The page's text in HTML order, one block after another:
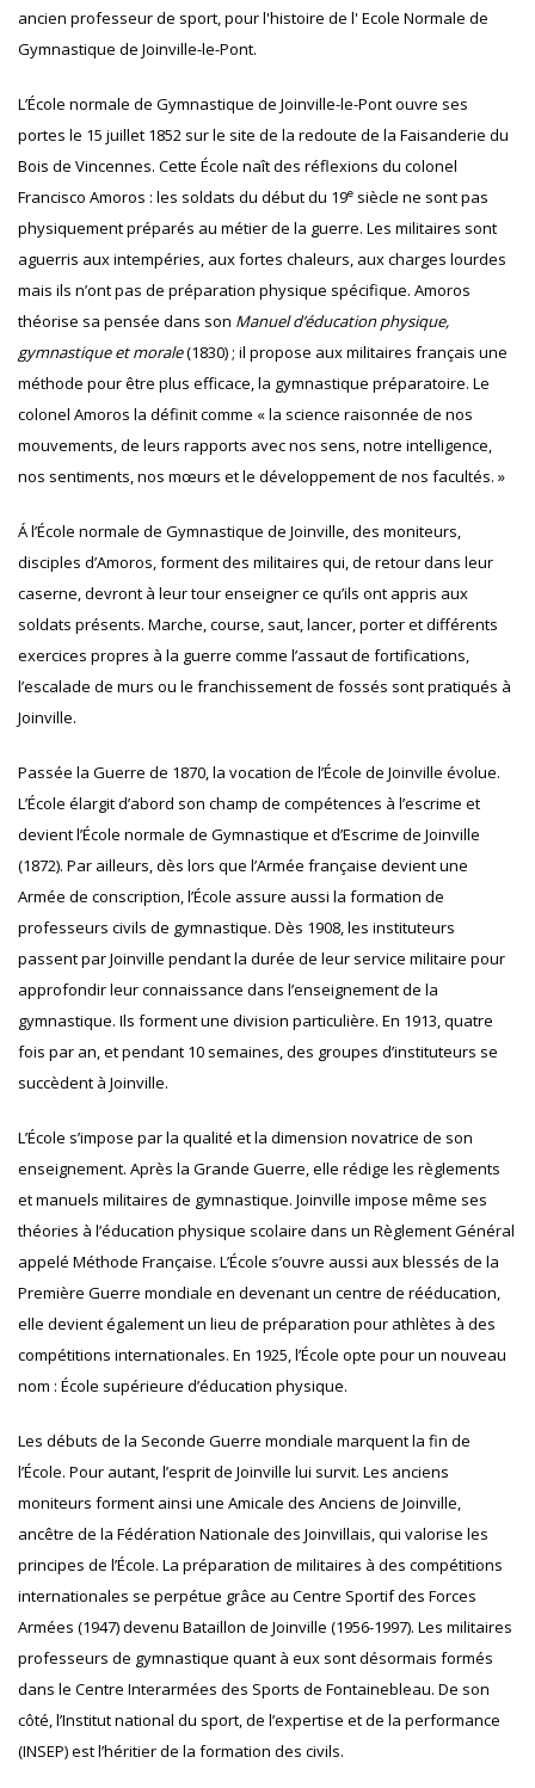
ancien professeur de sport, pour l'histoire de l' Ecole Normale de
Gymnastique de Joinville-le-Pont.
L’École normale de Gymnastique de Joinville-le-Pont ouvre ses
portes le 15 juillet 1852 sur le site de la redoute de la Faisanderie du
Bois de Vincennes. Cette École naît des réflexions du colonel
Francisco Amoros : les soldats du début du 19e siècle ne sont pas
physiquement préparés au métier de la guerre. Les militaires sont
aguerris aux intempéries, aux fortes chaleurs, aux charges lourdes
mais ils n’ont pas de préparation physique spécifique. Amoros
théorise sa pensée dans son Manuel d’éducation physique,
gymnastique et morale(1830) ; il propose aux militaires français une
méthode pour être plus efficace, la gymnastique préparatoire. Le
colonel Amoros la définit comme « la science raisonnée de nos
mouvements, de leurs rapports avec nos sens, notre intelligence,
nos sentiments, nos mœurs et le développement de nos facultés. »
Á l’École normale de Gymnastique de Joinville, des moniteurs,
disciples d’Amoros, forment des militaires qui, de retour dans leur
caserne, devront à leur tour enseigner ce qu’ils ont appris aux
soldats présents. Marche, course, saut, lancer, porter et différents
exercices propres à la guerre comme l’assaut de fortifications,
l’escalade de murs ou le franchissement de fossés sont pratiqués à
Joinville.
Passée la Guerre de 1870, la vocation de l’École de Joinville évolue.
L’École élargit d’abord son champ de compétences à l’escrime et
devient l’École normale de Gymnastique et d’Escrime de Joinville
(1872). Par ailleurs, dès lors que l’Armée française devient une
Armée de conscription, l’École assure aussi la formation de
professeurs civils de gymnastique. Dès 1908, les instituteurs
passent par Joinville pendant la durée de leur service militaire pour
approfondir leur connaissance dans l’enseignement de la
gymnastique. Ils forment une division particulière. En 1913, quatre
fois par an, et pendant 10 semaines, des groupes d’instituteurs se
succèdent à Joinville.
L’École s’impose par la qualité et la dimension novatrice de son
enseignement. Après la Grande Guerre, elle rédige les règlements
et manuels militaires de gymnastique. Joinville impose même ses
théories à l’éducation physique scolaire dans un Règlement Général
appelé Méthode Française. L’École s’ouvre aussi aux blessés de la
Première Guerre mondiale en devenant un centre de rééducation,
elle devient également un lieu de préparation pour athlètes à des
compétitions internationales. En 1925, l’École opte pour un nouveau
nom : École supérieure d’éducation physique.
Les débuts de la Seconde Guerre mondiale marquent la fin de
l’École. Pour autant, l’esprit de Joinville lui survit. Les anciens
moniteurs forment ainsi une Amicale des Anciens de Joinville,
ancêtre de la Fédération Nationale des Joinvillais, qui valorise les
principes de l’École. La préparation de militaires à des compétitions
internationales se perpétue grâce au Centre Sportif des Forces
Armées (1947) devenu Bataillon de Joinville (1956-1997). Les militaires
professeurs de gymnastique quant à eux sont désormais formés
dans le Centre Interarmées des Sports de Fontainebleau. De son
côté, l’Institut national du sport, de l’expertise et de la performance
(INSEP) est l’héritier de la formation des civils.